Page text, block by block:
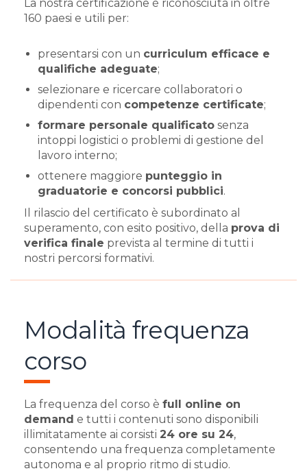
La nostra certificazione è riconosciuta in oltre
160 paesi e utili per:
presentarsi con un curriculum efficace e
qualifiche adeguate;
selezionare e ricercare collaboratori o
dipendenti con competenze certificate;
formare personale qualificato senza
intoppi logistici o problemi di gestione del
lavoro interno;
ottenere maggiore punteggio in
graduatorie e concorsi pubblici.
Il rilascio del certificato è subordinato al
superamento, con esito positivo, della prova di
verifica finale prevista al termine di tutti i
nostri percorsi formativi.
Modalità frequenza
corso
La frequenza del corso è full online on
demand e tutti i contenuti sono disponibili
illimitatamente ai corsisti 24 ore su 24,
consentendo una frequenza completamente
autonoma e al proprio ritmo di studio.